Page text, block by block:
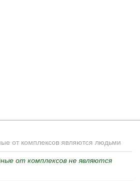
от комплексов являются людьми
от комплексов не являются